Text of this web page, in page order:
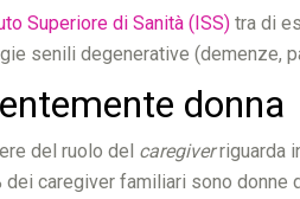
Superiore di Sanità (ISS) tra di
senili degenerative (demenze,
donna
del ruolo del caregiverriguarda
caregiver familiari sono